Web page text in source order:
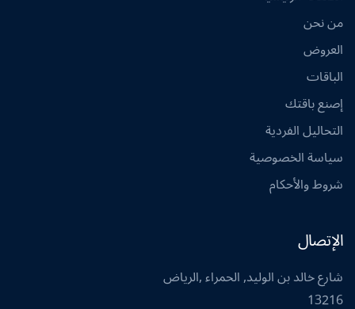
من نحن
العروض
الباقات
إصنع باقتك
التحاليل الفردية
سياسة الخصوصية
شروط والأحكام
الإتصال
شارع خالد بن الوليد, الحمراء ,الرياض
13216